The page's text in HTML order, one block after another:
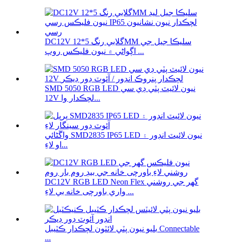
DC12V گلابي رنگ 5*12MM سليڪا جيل جي
اڳواڻي ۾ نيون فليڪس روپ ...
SMD 5050 RGB LED نيون لائيٽ پٽي ڊي سي
12V لچڪدار وا...
واڱڻائي SMD2835 IP65 LED نيون لائيٽ انڊور ۽
او لاءِ...
DC12V RGB LED Neon Flex گھر جي روشني
واري باورچی خانه بي لاءِ ...
بليو نيون پٽي لائٽون لچڪدار ڪٽيبل Connectable
...